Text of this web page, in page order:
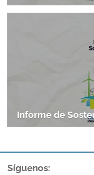
Informe de
Síguenos: